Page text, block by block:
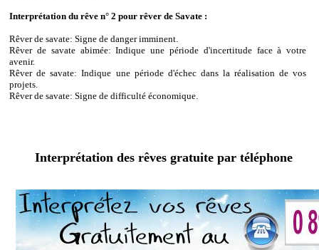
Interprétation du rêve n° 2 pour rêver de Savate :
Rêver de savate: Signe de danger imminent.
Rêver de savate abimée: Indique une période d'incertitude face à votre
avenir.
Rêver de savate: Indique une période d'échec dans la réalisation de vos
projets.
Rêver de savate: Signe de difficulté économique.
Interprétation des rêves gratuite par téléphone